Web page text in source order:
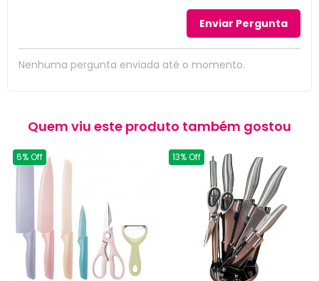
Nenhuma pergunta enviada até o momento.
Quem viu este produto também gostou
6% Off 13% Off